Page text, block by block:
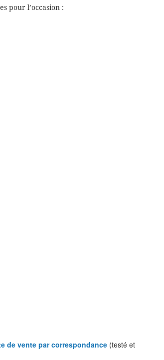
pour l’occasion :
de vente par correspondance (testé et